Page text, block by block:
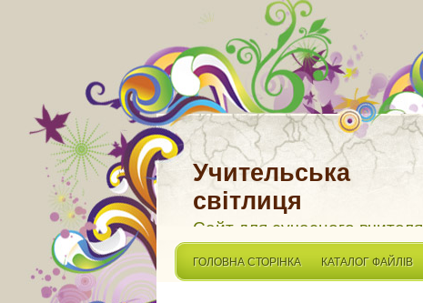
Учительська
світлиця
Сайт для сучасного вчителя
ГОЛОВНА СТОРІНКА КАТАЛОГ ФАЙЛІВ